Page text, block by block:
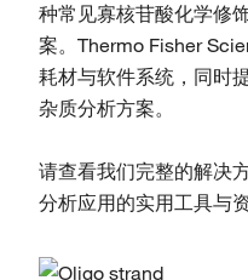
种常见寡核苷酸化学修
案。Thermo Fisher
耗材与软件系统，同时
杂质分析方案。
请查看我们完整的解决
分析应用的实用工具与资